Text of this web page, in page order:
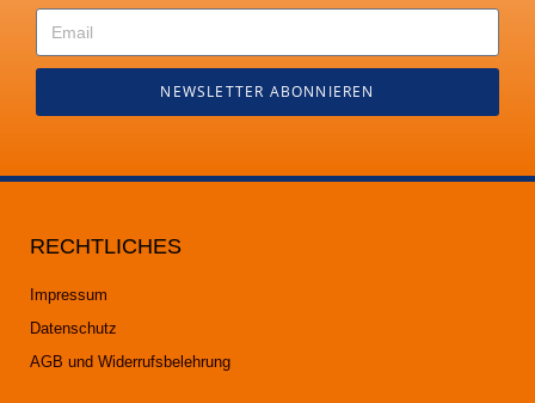
NEWSLETTER ABONNIEREN
RECHTLICHES
Impressum
Datenschutz
AGB und Widerrufsbelehrung